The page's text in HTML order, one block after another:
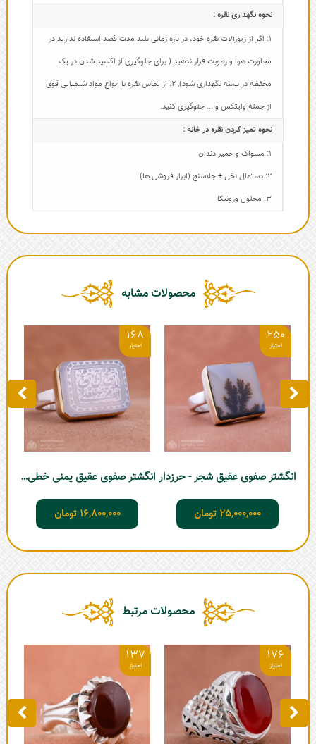
نحوه نگهداری نقره :
1: اگر از زیورآلات نقره خود، در بازه زمانی بلند مدت قصد استفاده ندارید در
مجاورت هوا و رطوبت قرار ندهید ( برای جلوگیری از اکسید شدن در یک
محفظه در بسته نگهداری شود), 2: از تماس نقره با انواع مواد شیمیایی قوی
از جمله وایتکس و ... جلوگیری کنید.
نحوه تمیز کردن نقره در خانه :
1: مسواک و خمیر دندان
2: دستمال نخی + جلاسنج (ابزار فروشی ها)
3: محلول ورونیکا
محصولات مشابه
250
انگشتر صفوی عقیق شجر - حرزدار
25,000,000 تومان
168
انگشتر صفوی عقیق یمنی خطی کبود - حرزدار
16,800,000 تومان
محصولات مرتبط
176
137